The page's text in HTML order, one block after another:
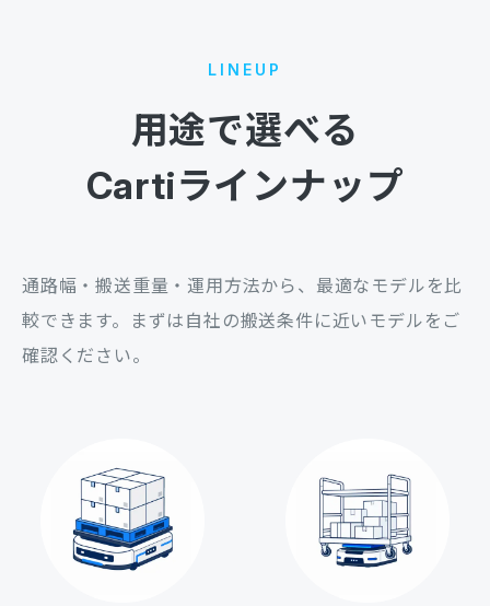
LINEUP
用途で選べる
Cartiラインナップ
通路幅・搬送重量・運用方法から、最適なモデルを比
較できます。
まずは自社の搬送条件に近いモデルをご
確認ください。